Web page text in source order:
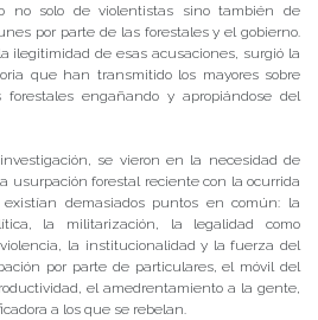
no solo de violentistas sino también de
por parte de las forestales y el gobierno.
ilegitimidad de esas acusaciones, surgió la
que han transmitido los mayores sobre
forestales engañando y apropiándose del
se vieron en la necesidad de
usurpación forestal reciente con la ocurrida
existían demasiados puntos en común: la
la militarización, la legalidad como
la institucionalidad y la fuerza del
por parte de particulares, el móvil del
el amedrentamiento a la gente,
a los que se rebelan.